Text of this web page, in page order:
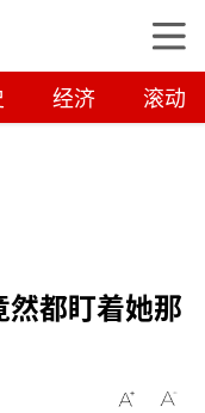
经济 滚动
都盯着她那